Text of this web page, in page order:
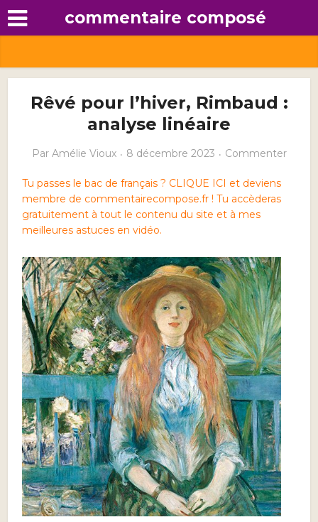
commentaire composé
Rêvé pour l’hiver, Rimbaud :
analyse linéaire
Par Amélie Vioux 8 décembre 2023 Commenter
Tu passes le bac de français ? CLIQUE ICI et deviens
membre de commentairecompose.fr ! Tu accèderas
gratuitement à tout le contenu du site et à mes
meilleures astuces en vidéo.